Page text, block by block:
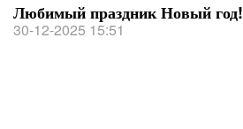
Любимый праздник Новый год!
30-12-2025 15:51